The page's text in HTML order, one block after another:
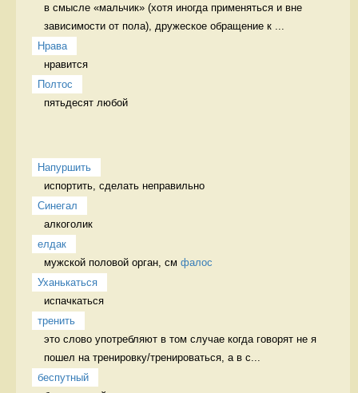
в смысле «мальчик» (хотя иногда применяться и вне
зависимости от пола), дружеское обращение к ...
Нрава
нравится
Полтос
пятьдесят любой
Напуршить
испортить, сделать неправильно
Синегал
алкоголик
елдак
мужской половой орган, см фалос
Уханькаться
испачкаться
тренить
это слово употребляют в том случае когда говорят не я
пошел на тренировку/тренироваться, а в с...
беспутный